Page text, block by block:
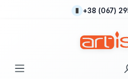
Перейти к основному+38 (067)